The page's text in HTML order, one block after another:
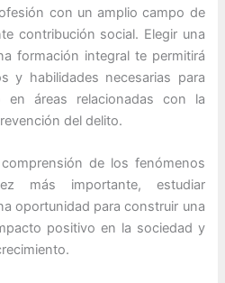
con un amplio campo de
contribución social. Elegir una
formación integral te permitirá
y habilidades necesarias para
en áreas relacionadas con la
del delito.
de los fenómenos
más importante, estudiar
oportunidad para construir una
positivo en la sociedad y